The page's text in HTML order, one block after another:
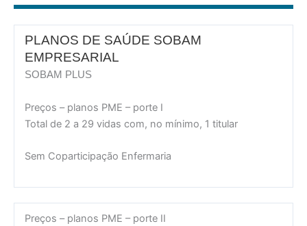
PLANOS DE SAÚDE SOBAM
EMPRESARIAL
SOBAM PLUS
Preços – planos PME – porte I
Total de 2 a 29 vidas com, no mínimo, 1 titular
Sem Coparticipação Enfermaria
Preços – planos PME – porte II